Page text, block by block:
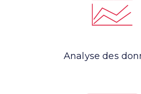
Analyse des